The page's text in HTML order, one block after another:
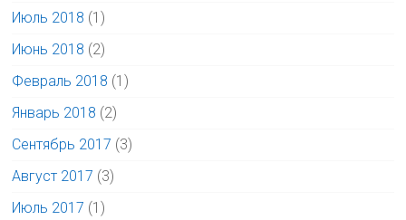
Июль 2018 (1)
Июнь 2018 (2)
Февраль 2018 (1)
Январь 2018 (2)
Сентябрь 2017 (3)
Август 2017 (3)
Июль 2017 (1)